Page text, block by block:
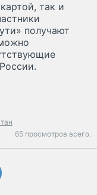
так и
получают
65 просмотров всего.